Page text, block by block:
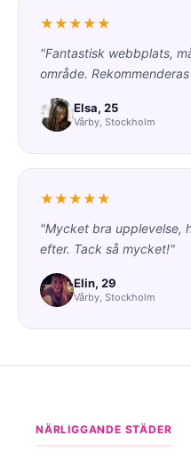
★★★★★
"Fantastisk webbplats,
område.
Elsa, 25
Vårby, Stockholm
★★★★★
"Mycket bra upplevelse,
efter. Tack så mycket!"
Elin, 29
Vårby, Stockholm
NÄRLIGGANDE STÄDER